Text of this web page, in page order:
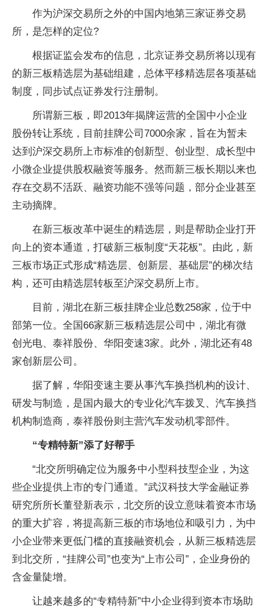
作为沪深交易所之外的中国内地第三家证券交易
所，是怎样的定位?
根据证监会发布的信息，北京证券交易所将以现有
的新三板精选层为基础组建，总体平移精选层各项基础
制度，同步试点证券发行注册制。
所谓新三板，即2013年揭牌运营的全国中小企业
股份转让系统，目前挂牌公司7000余家，旨在为暂未
达到沪深交易所上市标准的创新型、创业型、成长型中
小微企业提供股权融资等服务。然而新三板长期以来也
存在交易不活跃、融资功能不强等问题，部分企业甚至
主动摘牌。
在新三板改革中诞生的精选层，则是帮助企业打开
向上的资本通道，打破新三板制度“天花板”。由此，新
三板市场正式形成“精选层、创新层、基础层”的梯次结
构，还可由精选层转板至沪深交易所上市。
目前，湖北在新三板挂牌企业总数258家，位于中
部第一位。全国66家新三板精选层公司中，湖北有微
创光电、泰祥股份、华阳变速3家。此外，湖北还有48
家创新层公司。
据了解，华阳变速主要从事汽车换挡机构的设计、
研发与制造，是国内最大的专业化汽车拨叉、汽车换挡
机构制造商，泰祥股份则主营汽车发动机零部件。
“专精特新”添了好帮手
“北交所明确定位为服务中小型科技型企业，为这
些企业提供上市的专门通道。”武汉科技大学金融证券
研究所所长董登新表示，北交所的设立意味着资本市场
的重大扩容，将提高新三板的市场地位和吸引力，为中
小企业带来更低门槛的直接融资机会，从新三板精选层
到北交所，“挂牌公司”也变为“上市公司”，企业身份的
含金量陡增。
让越来越多的“专精特新”中小企业得到资本市场助